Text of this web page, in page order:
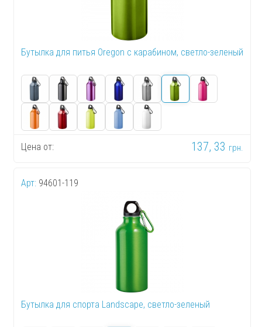
Бутылка для питья Oregon с карабином, светло-зеленый
Цена от: 137, 33 грн.
Арт: 94601-119
Бутылка для спорта Landscape, светло-зеленый